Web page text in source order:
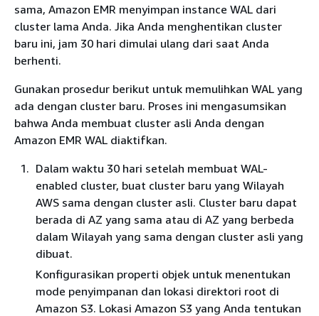
sama, Amazon EMR menyimpan instance WAL dari
cluster lama Anda. Jika Anda menghentikan cluster
baru ini, jam 30 hari dimulai ulang dari saat Anda
berhenti.
Gunakan prosedur berikut untuk memulihkan WAL yang
ada dengan cluster baru. Proses ini mengasumsikan
bahwa Anda membuat cluster asli Anda dengan
Amazon EMR WAL diaktifkan.
Dalam waktu 30 hari setelah membuat WAL-
enabled cluster, buat cluster baru yang Wilayah
AWS sama dengan cluster asli. Cluster baru dapat
berada di AZ yang sama atau di AZ yang berbeda
dalam Wilayah yang sama dengan cluster asli yang
dibuat.
Konfigurasikan properti objek untuk menentukan
mode penyimpanan dan lokasi direktori root di
Amazon S3. Lokasi Amazon S3 yang Anda tentukan